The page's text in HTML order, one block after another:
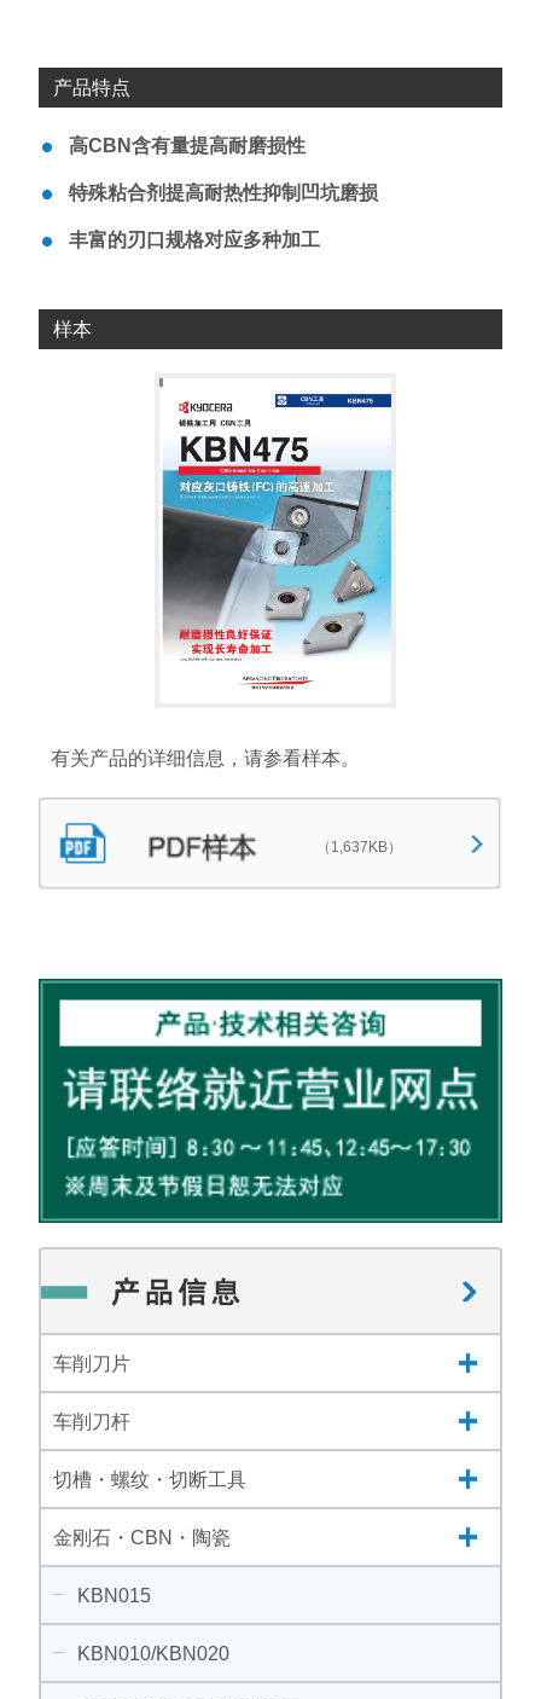
产品特点
高CBN含有量提高耐磨损性
特殊粘合剂提高耐热性抑制凹坑磨损
丰富的刃口规格对应多种加工
样本
有关产品的详细信息，请参看样本。
（1,637KB）
车削刀片
车削刀杆
切槽・螺纹・切断工具
金刚石・CBN・陶瓷
KBN015
KBN010/KBN020